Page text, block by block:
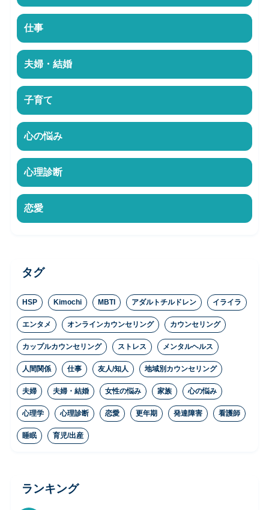
仕事
夫婦・結婚
子育て
心の悩み
心理診断
恋愛
タグ
HSP Kimochi MBTI アダルトチルドレン イライラ
エンタメ オンラインカウンセリング カウンセリング
カップルカウンセリング ストレス メンタルヘルス
人間関係 仕事 友人/知人 地域別カウンセリング
夫婦 夫婦・結婚 女性の悩み 家族 心の悩み
心理学 心理診断 恋愛 更年期 発達障害 看護師
睡眠 育児/出産
ランキング